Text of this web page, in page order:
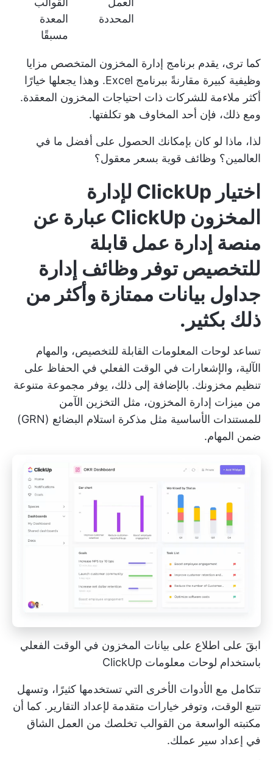
المحددة
المعدة
مسبقًا
كما ترى، يقدم برنامج إدارة المخزون المتخصص مزايا
وظيفية كبيرة مقارنةً ببرنامج Excel. وهذا يجعلها خيارًا
أكثر ملاءمة للشركات ذات احتياجات المخزون المعقدة.
ومع ذلك، فإن أحد المخاوف هو تكلفتها.
لذا، ماذا لو كان بإمكانك الحصول على أفضل ما في
العالمين؟ وظائف قوية بسعر معقول؟
اختيار ClickUp لإدارة
المخزون ClickUp عبارة عن
منصة إدارة عمل قابلة
للتخصيص توفر وظائف إدارة
جداول بيانات ممتازة وأكثر من
ذلك بكثير.
تساعد لوحات المعلومات القابلة للتخصيص، والمهام
الآلية، والإشعارات في الوقت الفعلي في الحفاظ على
تنظيم مخزونك. بالإضافة إلى ذلك، يوفر مجموعة متنوعة
من ميزات إدارة المخزون، مثل التخزين الآمن
للمستندات الأساسية مثل مذكرة استلام البضائع
(GRN)
ضمن المهام.
ابقَ على اطلاع على بيانات المخزون في الوقت الفعلي
باستخدام لوحات معلومات ClickUp
تتكامل مع الأدوات الأخرى التي تستخدمها كثيرًا، وتسهل
تتبع الوقت، وتوفر خيارات متقدمة لإعداد التقارير. كما أن
مكتبته الواسعة من القوالب تخلصك من العمل الشاق
في إعداد سير عملك.